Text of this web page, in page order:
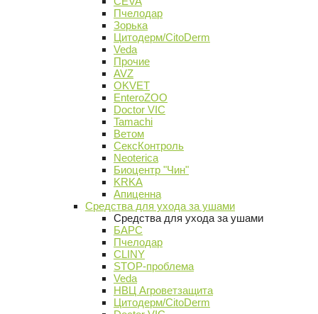
Пчелодар
Зорька
Цитодерм/CitoDerm
Veda
Прочие
AVZ
OKVET
EnteroZOO
Doctor VIC
Tamachi
Ветом
СексКонтроль
Neoterica
Биоцентр "Чин"
KRKA
Апиценна
Средства для ухода за ушами
Средства для ухода за ушами
БАРС
Пчелодар
CLINY
STOP-проблема
Veda
НВЦ Агроветзащита
Цитодерм/CitoDerm